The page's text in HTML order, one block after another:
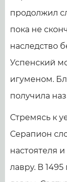
продолжил
пока не
наследство
Успенский
игуменом.
получила
Стремясь к
Серапион
настоятеля
лавру. В